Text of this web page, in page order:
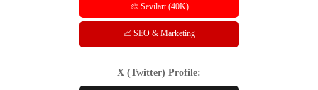
🎨 Sevilart (40K)
📈 SEO & Marketing
X (Twitter) Profile: